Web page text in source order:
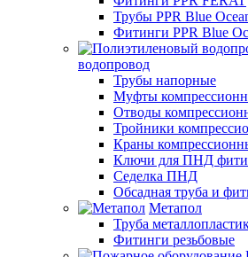
Трубы PPR Blue
Фитинги PPR Blue
водопровод
Трубы напорные
Муфты
Отводы
Тройники
Краны
Ключи для ПНД
Седелка ПНД
Обсадная труба и
Метапол
Труба
Фитинги резьбовые